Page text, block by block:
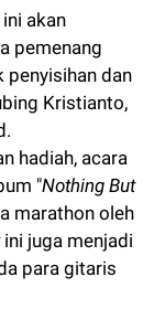
akan
pemenang
dan
Kristianto,
hadiah, acara
"Nothing But
marathon oleh
ini juga menjadi
para gitaris